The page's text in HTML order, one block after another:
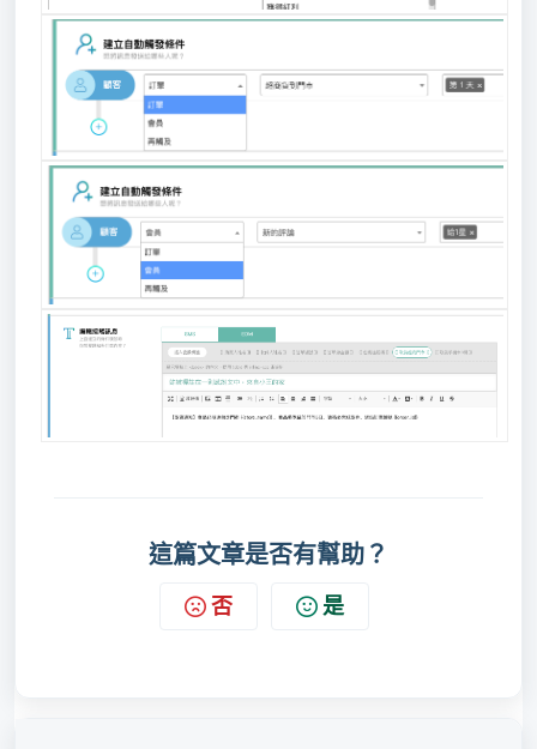
這篇文章是否有幫助？
否 是